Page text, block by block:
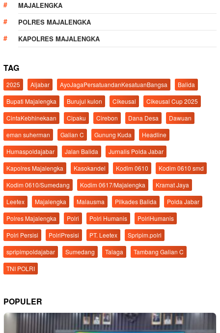
MAJALENGKA
POLRES MAJALENGKA
KAPOLRES MAJALENGKA
TAG
2025 Aljabar AyoJagaPersatuandanKesatuanBangsa
Balida
Bupati Majalengka
Burujul kulon Cikeusal
Cikeusal Cup 2025
CintaKebhinekaan
Cipaku Cirebon Dana Desa
Dawuan
eman suherman
Galian C Gunung Kuda
Headline
Humaspoldajabar
Jalan Balida
Jurnalis Polda Jabar
Kapolres Majalengka
Kasokandel Kodim 0610
Kodim 0610 smd
Kodim 0610/Sumedang
Kodim 0617/Majalengka
Kramat Jaya
Leetex
Majalengka Malausma Pilkades Balida
Polda Jabar
Polres Majalengka
Polri Polri Humanis
PolriHumanis
Polri Persisi
PolriPresisi PT. Leetex
Spripim.polri
spripimpoldajabar
Sumedang Talaga
Tambang Galian C
TNI POLRI
POPULER